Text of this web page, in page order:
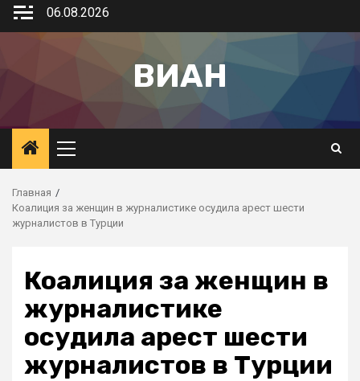
06.08.2026
ВИАН
Главная
Коалиция за женщин в журналистике осудила арест шести
журналистов в Турции
Коалиция за женщин в
журналистике
осудила арест шести
журналистов в Турции